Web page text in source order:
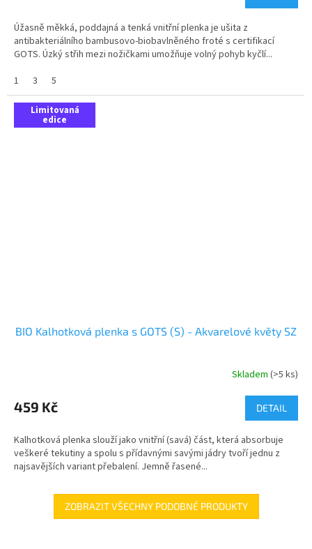
Úžasně měkká, poddajná a tenká vnitřní plenka je ušita z
antibakteriálního bambusovo-biobavlněného froté s certifikací
GOTS. Úzký střih mezi nožičkami umožňuje volný pohyb kyčlí...
1
3 5
Limitovaná
edice
BIO Kalhotková plenka s GOTS (S) - Akvarelové květy SZ
Skladem (>5 ks)
459 Kč DETAIL
Kalhotková plenka slouží jako vnitřní (savá) část, která absorbuje
veškeré tekutiny a spolu s přídavnými savými jádry tvoří jednu z
najsavějších variant přebalení. Jemně řasené...
ZOBRAZIT VŠECHNY PODOBNÉ PRODUKTY